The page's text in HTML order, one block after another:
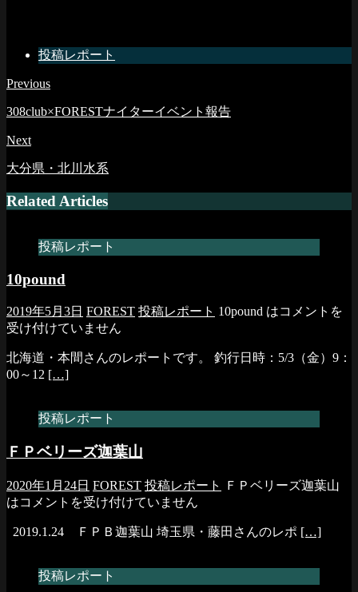
投稿レポート
Previous
308club×FORESTナイターイベント報告
Next
大分県・北川水系
Related Articles
投稿レポート
10pound
2019年5月3日 FOREST 投稿レポート 10pound はコメントを
受け付けていません
北海道・本間さんのレポートです。 釣行日時：5/3（金）9：
00～12 […]
投稿レポート
ＦＰベリーズ迦葉山
2020年1月24日 FOREST 投稿レポート
ＦＰベリーズ迦葉山
はコメントを受け付けていません
2019.1.24 ＦＰＢ迦葉山 埼玉県・藤田さんのレポ […]
投稿レポート